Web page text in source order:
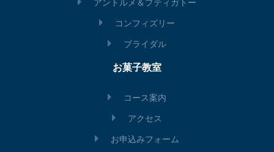
アントルメ＆プティガトー
コンフィズリー
ブライダル
お菓子教室
コース案内
アクセス
お申込みフォーム